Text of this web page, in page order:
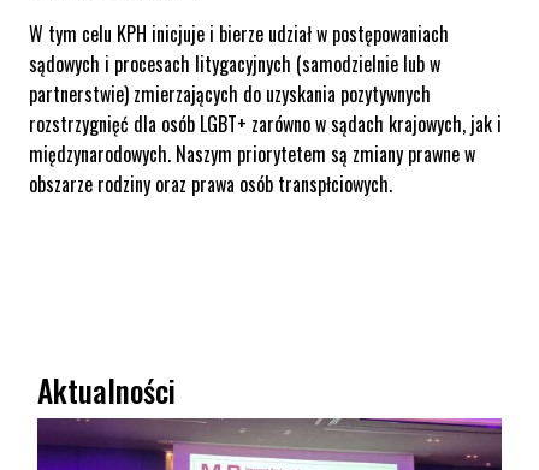
W tym celu KPH inicjuje i bierze udział w postępowaniach
sądowych i procesach litygacyjnych (samodzielnie lub w
partnerstwie) zmierzających do uzyskania pozytywnych
rozstrzygnięć dla osób LGBT+ zarówno w sądach krajowych, jak i
międzynarodowych. Naszym priorytetem są zmiany prawne w
obszarze rodziny oraz prawa osób transpłciowych.
Aktualności